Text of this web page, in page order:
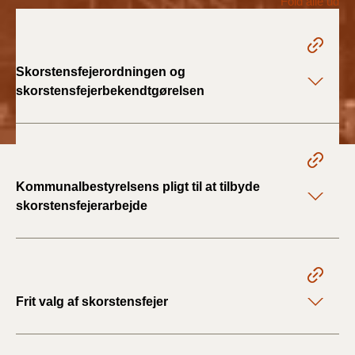
2022)
BR18 (1/7-31/12
Skorstensfejerordningen og
skorstensfejerbekendtgørelsen
Kommunalbestyrelsens pligt til at tilbyde
skorstensfejerarbejde
Frit valg af skorstensfejer